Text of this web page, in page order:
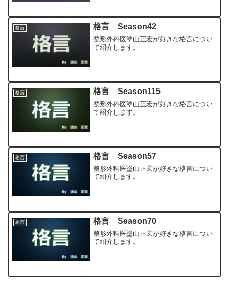
格言 格言 Season42
整形外科医塗山正宏が好きな格言につい
て紹介します。
格言 格言 Season115
整形外科医塗山正宏が好きな格言につい
て紹介します。
格言 格言 Season57
整形外科医塗山正宏が好きな格言につい
て紹介します。
格言 格言 Season70
整形外科医塗山正宏が好きな格言につい
て紹介します。